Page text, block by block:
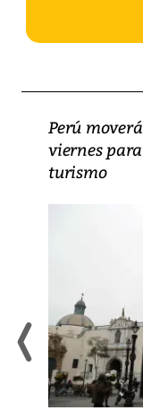
Perú
viernes
turismo